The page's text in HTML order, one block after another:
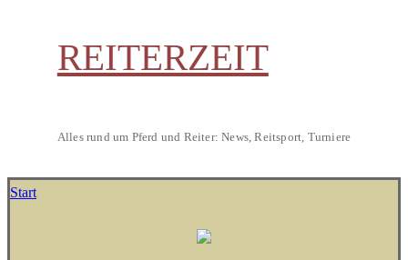
REITERZEIT
Alles rund um Pferd und Reiter: News, Reitsport, Turniere
Start